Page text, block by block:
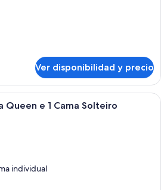
Ver disponibilidad y precio
Una habitación de hotel con una
Queen e 1 Cama Solteiro
individual